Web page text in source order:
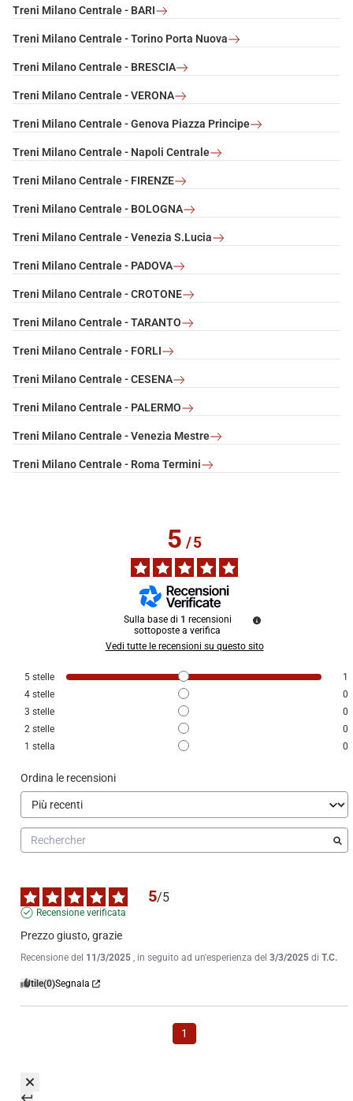
Treni Milano Centrale - BARI
Treni Milano Centrale - Torino Porta Nuova
Treni Milano Centrale - BRESCIA
Treni Milano Centrale - VERONA
Treni Milano Centrale - Genova Piazza Principe
Treni Milano Centrale - Napoli Centrale
Treni Milano Centrale - FIRENZE
Treni Milano Centrale - BOLOGNA
Treni Milano Centrale - Venezia S.Lucia
Treni Milano Centrale - PADOVA
Treni Milano Centrale - CROTONE
Treni Milano Centrale - TARANTO
Treni Milano Centrale - FORLI
Treni Milano Centrale - CESENA
Treni Milano Centrale - PALERMO
Treni Milano Centrale - Venezia Mestre
Treni Milano Centrale - Roma Termini
5/5
Sulla base di 1 recensioni
sottoposte a verifica
Vedi tutte le recensioni su questo sito
5 stelle
1
4 stelle
0
3 stelle
0
2 stelle
0
1 stella 0
Ordina le recensioni
5/5
Recensione verificata
Prezzo giusto, grazie
Recensione del 11/3/2025 , in seguito ad un'esperienza del 3/3/2025 di T.C.
Utile(0)Segnala
1